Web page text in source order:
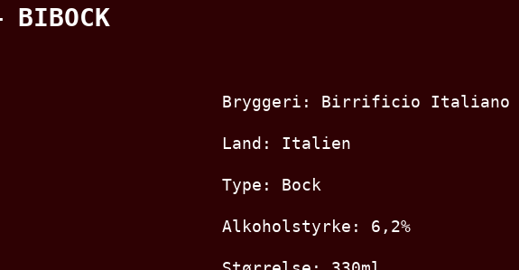
Bryggeri: Birrificio Italiano
Land: Italien
Type: Bock
Alkoholstyrke: 6,2%